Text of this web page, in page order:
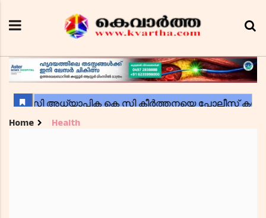
Home Health